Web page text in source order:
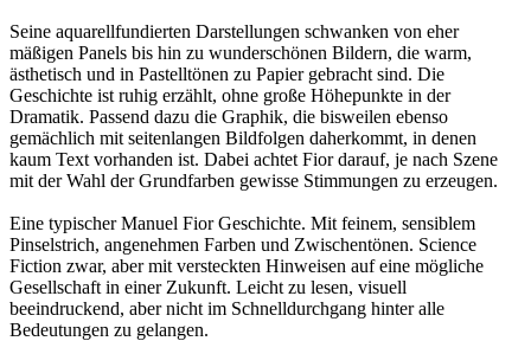
Seine aquarellfundierten Darstellungen schwanken von eher
mäßigen Panels bis hin zu wunderschönen Bildern, die warm,
ästhetisch und in Pastelltönen zu Papier gebracht sind. Die
Geschichte ist ruhig erzählt, ohne große Höhepunkte in der
Dramatik. Passend dazu die Graphik, die bisweilen ebenso
gemächlich mit seitenlangen Bildfolgen daherkommt, in denen
kaum Text vorhanden ist. Dabei achtet Fior darauf, je nach Szene
mit der Wahl der Grundfarben gewisse Stimmungen zu erzeugen.
Eine typischer Manuel Fior Geschichte. Mit feinem, sensiblem
Pinselstrich, angenehmen Farben und Zwischentönen. Science
Fiction zwar, aber mit versteckten Hinweisen auf eine mögliche
Gesellschaft in einer Zukunft. Leicht zu lesen, visuell
beeindruckend, aber nicht im Schnelldurchgang hinter alle
Bedeutungen zu gelangen.